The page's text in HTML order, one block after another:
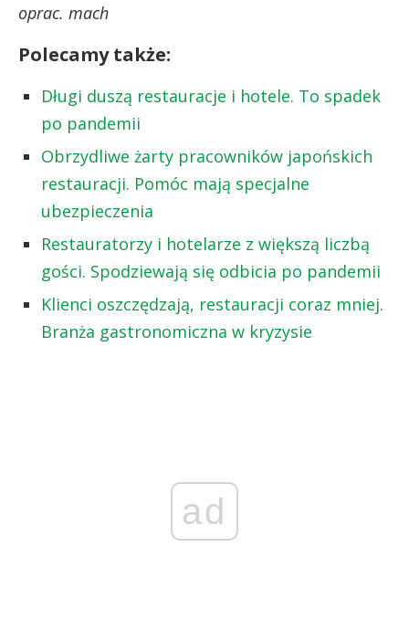
oprac. mach
Polecamy także:
Długi duszą restauracje i hotele. To spadek
po pandemii
Obrzydliwe żarty pracowników japońskich
restauracji. Pomóc mają specjalne
ubezpieczenia
Restauratorzy i hotelarze z większą liczbą
gości. Spodziewają się odbicia po pandemii
Klienci oszczędzają, restauracji coraz mniej.
Branża gastronomiczna w kryzysie
ad